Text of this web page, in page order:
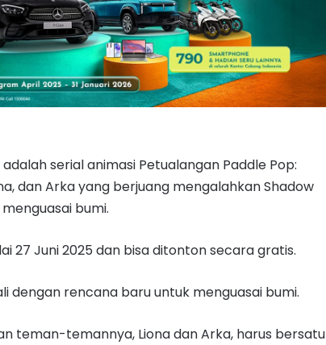
serial animasi Petualangan Paddle Pop:
dan Arka yang berjuang mengalahkan Shadow
bumi.
27 Juni 2025 dan bisa ditonton secara gratis.
dengan rencana baru untuk menguasai bumi.
teman-temannya, Liona dan Arka, harus bersatu